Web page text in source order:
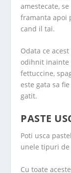
amestecate,
framanta apoi
cand il tai.
Odata ce
odihnit inainte
fettuccine,
este gata sa
gatit.
PASTE
Poti usca
unele tipuri de
Cu toate